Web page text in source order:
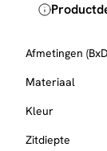
Afmetingen
Materiaal
Kleur
Zitdiepte